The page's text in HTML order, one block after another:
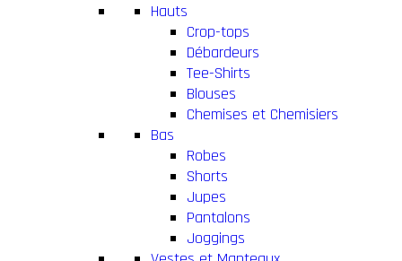
Hauts
Crop-tops
Débardeurs
Tee-Shirts
Blouses
Chemises et Chemisiers
Bas
Robes
Shorts
Jupes
Pantalons
Joggings